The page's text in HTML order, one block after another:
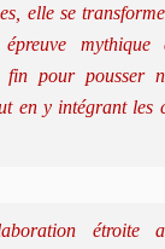
elle se
mythique
fin pour pousser
en y intégrant les
étroite